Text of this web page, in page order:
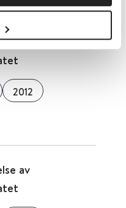
av
2012
av